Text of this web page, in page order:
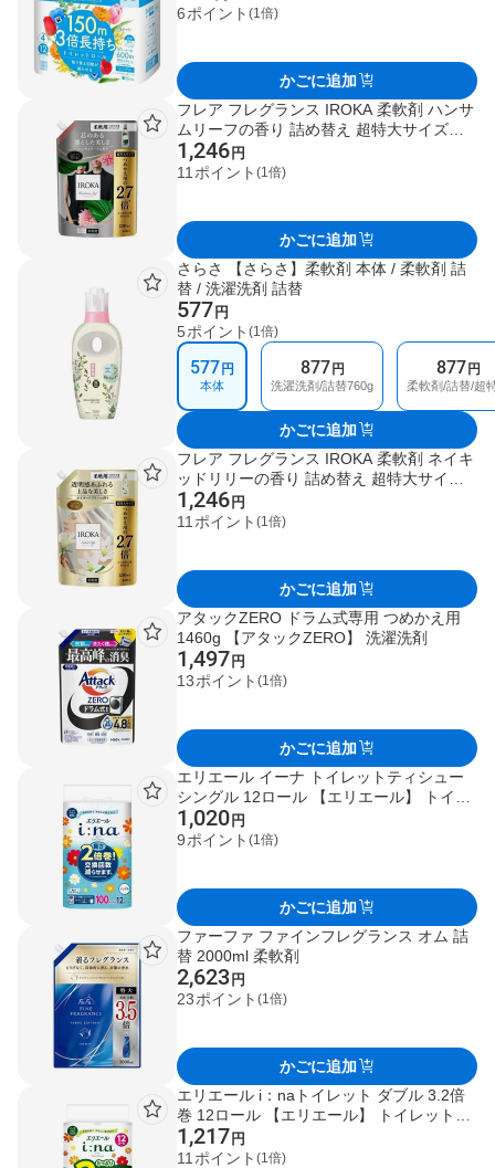
パー
6ポイント (1倍)
かごに追加
フレア フレグランス IROKA 柔軟剤 ハンサ
ムリーフの香り 詰め替え 超特大サイズ
1200ml 【フレア フレグランス】 柔軟剤
1,246 円
11 ポイント (1倍)
かごに追加
さらさ 【さらさ】柔軟剤 本体 / 柔軟剤 詰
替 / 洗濯洗剤 詰替
577 円
5ポイント (1倍)
577 円
本体
877 円
洗濯洗剤/詰替760g
877 円
柔軟剤/詰替/超
かごに追加
フレア フレグランス IROKA 柔軟剤 ネイキ
ッドリリーの香り 詰め替え 超特大サイズ
1200ml 【フレア フレグランス】 柔軟剤
1,246 円
11 ポイント (1倍)
かごに追加
アタックZERO ドラム式専用 つめかえ用
1460g 【アタックZERO】 洗濯洗剤
1,497 円
13ポイント (1倍)
かごに追加
エリエール イーナ トイレットティシュー
シングル 12ロール 【エリエール】 トイレ
ットペーパー
1,020 円
9ポイント (1倍)
かごに追加
ファーファ ファインフレグランス オム 詰
替 2000ml 柔軟剤
2,623 円
23ポイント (1倍)
かごに追加
エリエール i：naトイレット ダブル 3.2倍
巻 12ロール 【エリエール】 トイレットペ
ーパー
1,217 円
11 ポイント (1倍)